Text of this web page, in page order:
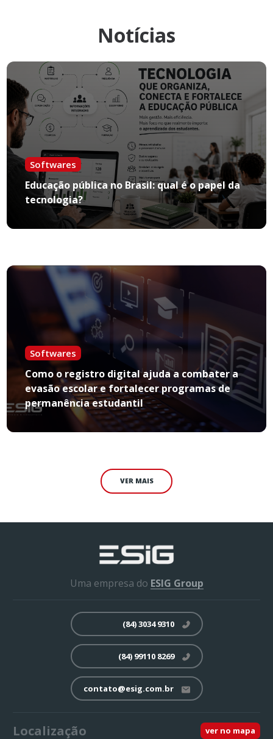
Notícias
Softwares
Educação pública no Brasil: qual é o papel da
tecnologia?
Softwares
Como o registro digital ajuda a combater a
evasão escolar e fortalecer programas de
permanência estudantil
VER MAIS
Uma empresa do ESIG Group
(84) 3034 9310
(84) 99110 8269
contato@esig.com.br
Localização ver no mapa